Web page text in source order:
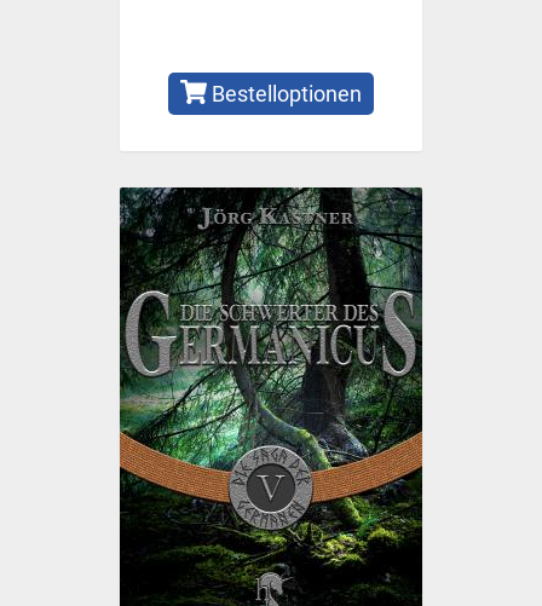
Bestelloptionen